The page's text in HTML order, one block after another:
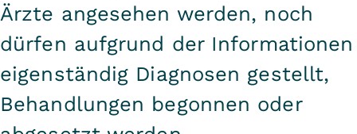
Ärzte angesehen werden, noch
dürfen aufgrund der Informationen
eigenständig Diagnosen gestellt,
Behandlungen begonnen oder